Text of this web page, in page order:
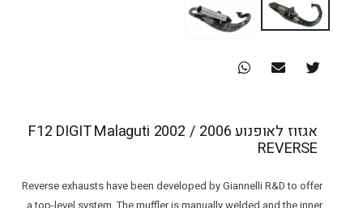
אגזוז לאופנוע F12 DIGIT Malaguti 2002 / 2006
REVERSE
Reverse exhausts have been developed by Giannelli R&D to offer